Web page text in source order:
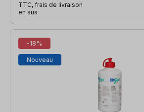
TTC, frais de livraison
en sus
-18%
Nouveau